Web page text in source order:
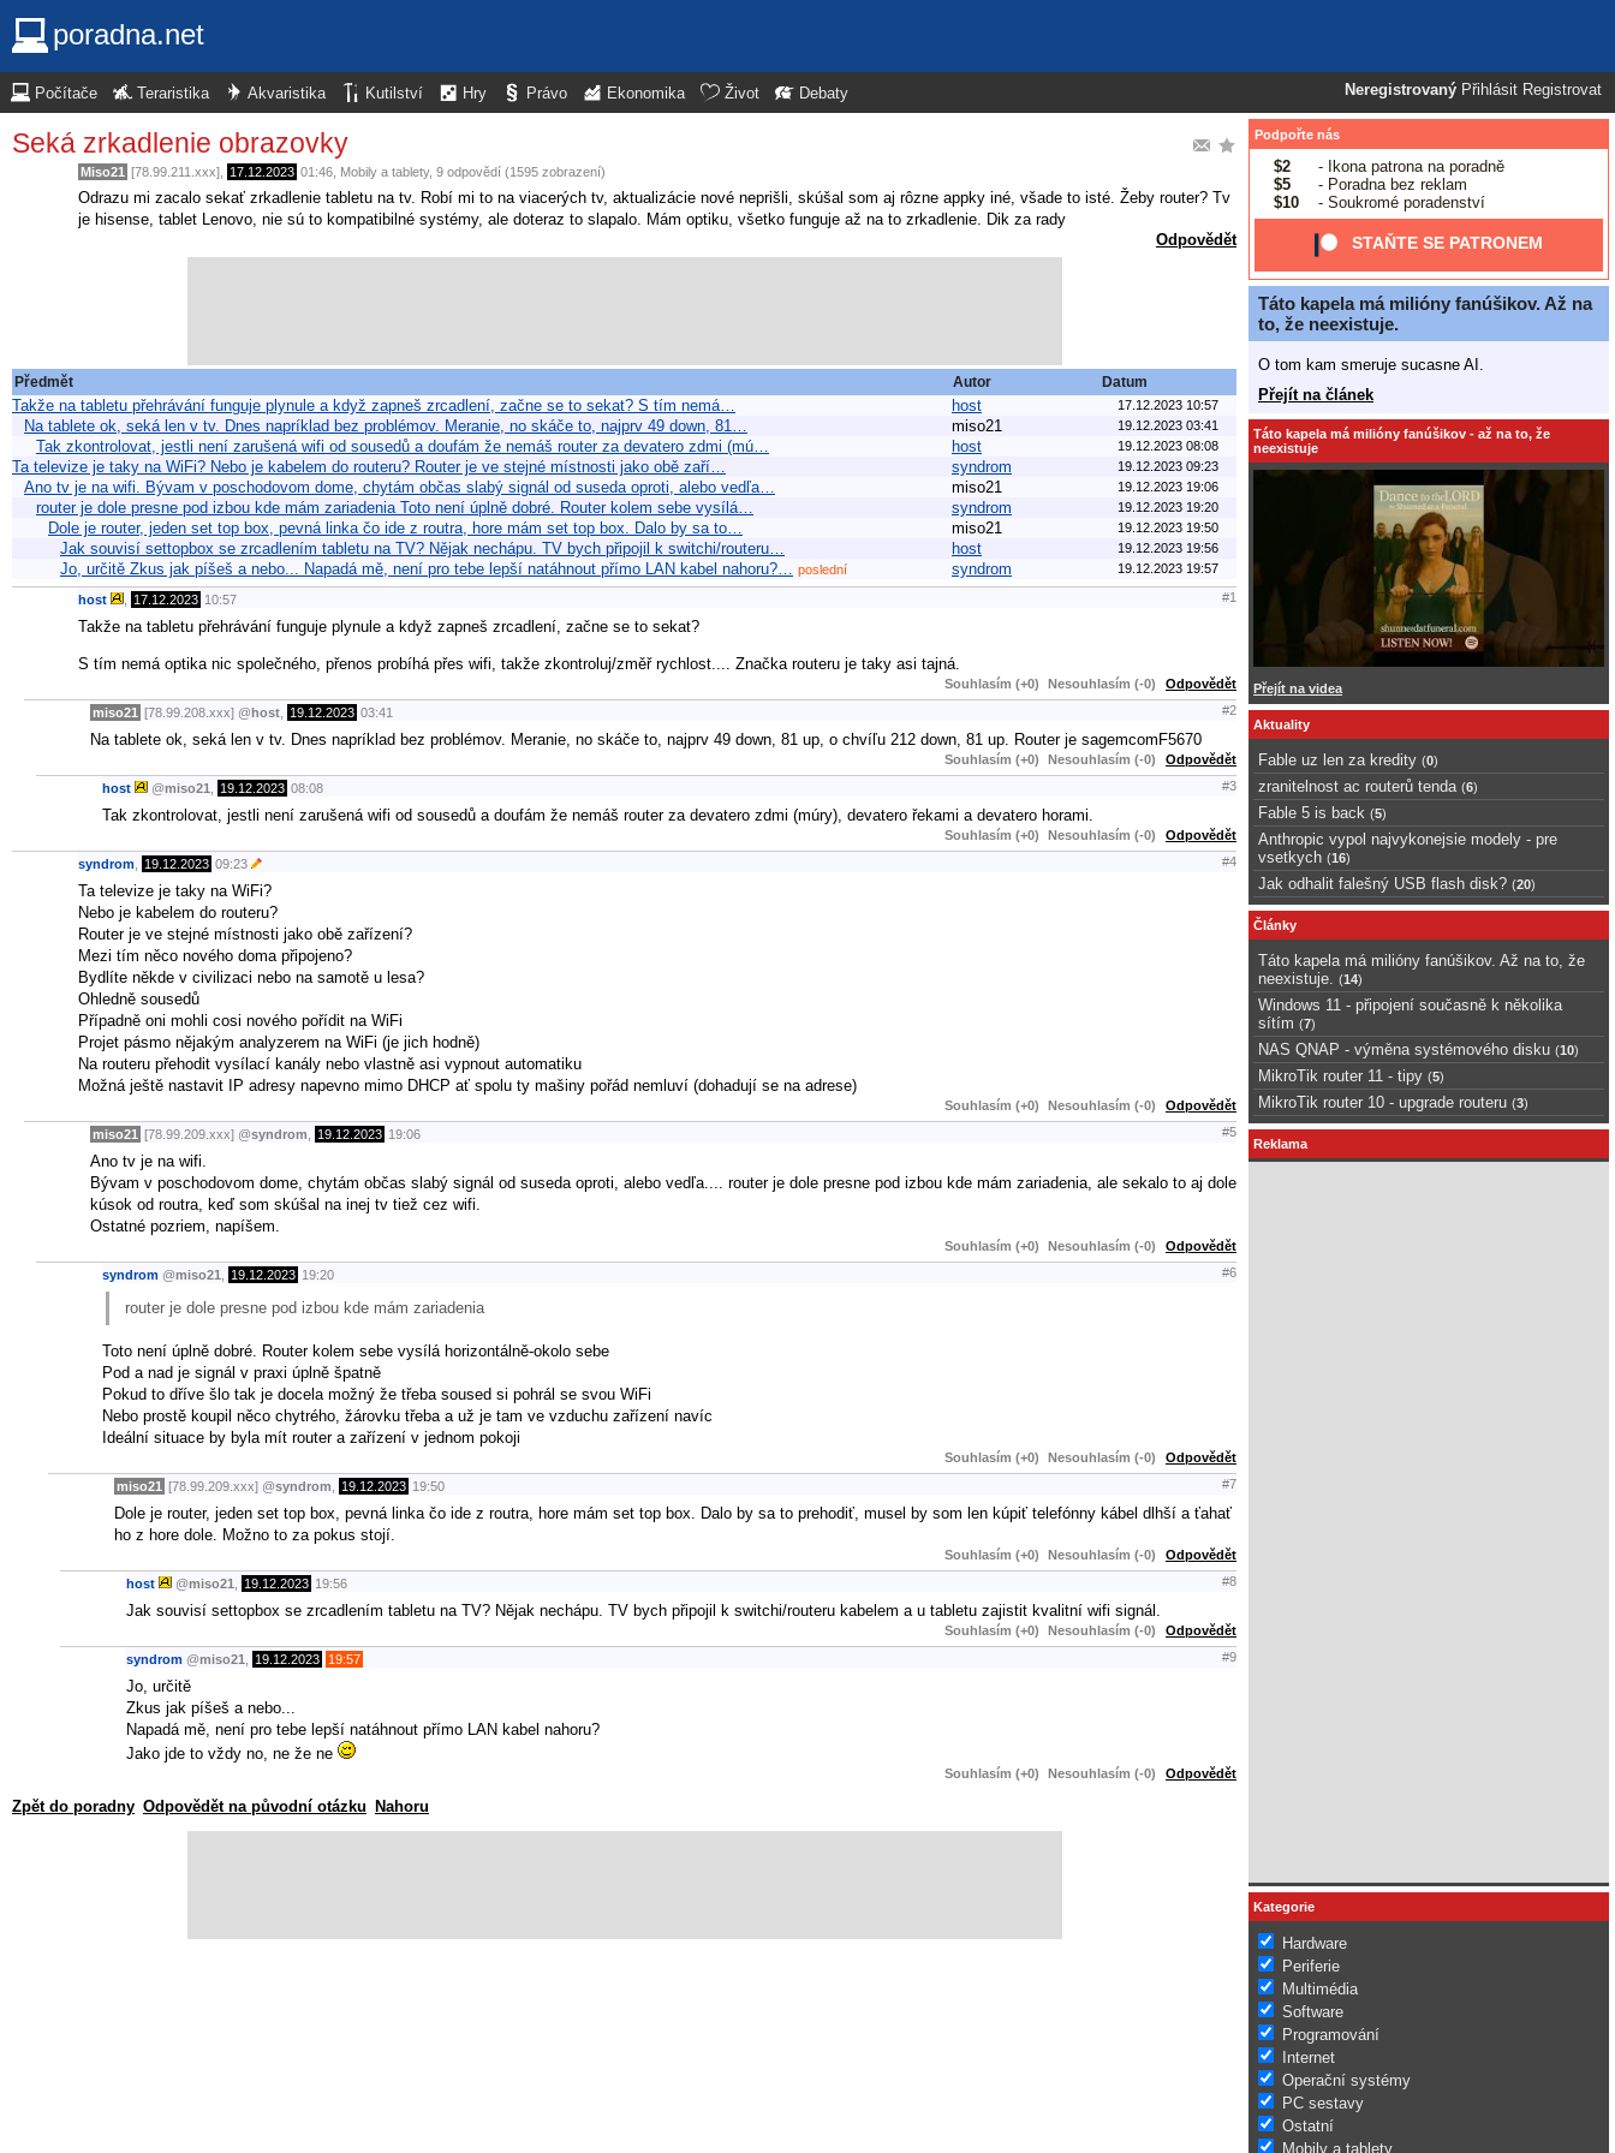
poradna.net
Neregistrovaný Přihlásit Registrovat
Počítače Teraristika Akvaristika Kutilství Hry Právo Ekonomika Život Debaty
Seká zrkadlenie obrazovky
Miso21 [78.99.211.xxx], 17.12.2023 01:46 Mobily a tablety, 9 odpovědí (1595 zobrazení)
Odrazu mi zacalo sekať zrkadlenie tabletu na tv. Robí mi to na viacerých tv, aktualizácie nové neprišli, skúšal som aj rôzne appky iné, všade to isté. Žeby router? Tv
je hisense, tablet Lenovo, nie sú to kompatibilné systémy, ale doteraz to slapalo. Mám optiku, všetko funguje až na to zrkadlenie. Dik za rady
Odpovědět
Předmět Autor Datum
Takže na tabletu přehrávání funguje plynule a když zapneš zrcadlení, začne se to sekat? S tím nemá… host 17.12.2023 10:57
Na tablete ok, seká len v tv. Dnes napríklad bez problémov. Meranie, no skáče to, najprv 49 down, 81… miso21 19.12.2023 03:41
Tak zkontrolovat, jestli není zarušená wifi od sousedů a doufám že nemáš router za devatero zdmi (mú… host 19.12.2023 08:08
Ta televize je taky na WiFi? Nebo je kabelem do routeru? Router je ve stejné místnosti jako obě zaří… syndrom 19.12.2023 09:23
Ano tv je na wifi. Bývam v poschodovom dome, chytám občas slabý signál od suseda oproti, alebo vedľa… miso21 19.12.2023 19:06
router je dole presne pod izbou kde mám zariadenia Toto není úplně dobré. Router kolem sebe vysílá… syndrom 19.12.2023 19:20
Dole je router, jeden set top box, pevná linka čo ide z routra, hore mám set top box. Dalo by sa to… miso21 19.12.2023 19:50
Jak souvisí settopbox se zrcadlením tabletu na TV? Nějak nechápu. TV bych připojil k switchi/routeru… host 19.12.2023 19:56
Jo, určitě Zkus jak píšeš a nebo... Napadá mě, není pro tebe lepší natáhnout přímo LAN kabel nahoru?… poslední syndrom 19.12.2023 19:57
host 17.12.2023 10:57 #1
Takže na tabletu přehrávání funguje plynule a když zapneš zrcadlení, začne se to sekat?
S tím nemá optika nic společného, přenos probíhá přes wifi, takže zkontroluj/změř rychlost.... Značka routeru je taky asi tajná.
Souhlasím (+0) Nesouhlasím (-0) Odpovědět
miso21 [78.99.208.xxx] @host 19.12.2023 03:41 #2
Na tablete ok, seká len v tv. Dnes napríklad bez problémov. Meranie, no skáče to, najprv 49 down, 81 up, o chvíľu 212 down, 81 up. Router je sagemcomF5670
Souhlasím (+0) Nesouhlasím (-0) Odpovědět
host @miso21 19.12.2023 08:08 #3
Tak zkontrolovat, jestli není zarušená wifi od sousedů a doufám že nemáš router za devatero zdmi (múry), devatero řekami a devatero horami.
Souhlasím (+0) Nesouhlasím (-0) Odpovědět
syndrom 19.12.2023 09:23 #4
Ta televize je taky na WiFi?
Nebo je kabelem do routeru?
Router je ve stejné místnosti jako obě zařízení?
Mezi tím něco nového doma připojeno?
Bydlíte někde v civilizaci nebo na samotě u lesa?
Ohledně sousedů
Případně oni mohli cosi nového pořídit na WiFi
Projet pásmo nějakým analyzerem na WiFi (je jich hodně)
Na routeru přehodit vysílací kanály nebo vlastně asi vypnout automatiku
Možná ještě nastavit IP adresy napevno mimo DHCP ať spolu ty mašiny pořád nemluví (dohadují se na adrese)
Souhlasím (+0) Nesouhlasím (-0) Odpovědět
miso21 [78.99.209.xxx] @syndrom 19.12.2023 19:06 #5
Ano tv je na wifi.
Bývam v poschodovom dome, chytám občas slabý signál od suseda oproti, alebo vedľa.... router je dole presne pod izbou kde mám zariadenia, ale sekalo to aj dole
kúsok od routra, keď som skúšal na inej tv tiež cez wifi.
Ostatné pozriem, napíšem.
Souhlasím (+0) Nesouhlasím (-0) Odpovědět
syndrom @miso21 19.12.2023 19:20 #6
router je dole presne pod izbou kde mám zariadenia
Toto není úplně dobré. Router kolem sebe vysílá horizontálně-okolo sebe
Pod a nad je signál v praxi úplně špatně
Pokud to dříve šlo tak je docela možný že třeba soused si pohrál se svou WiFi
Nebo prostě koupil něco chytrého, žárovku třeba a už je tam ve vzduchu zařízení navíc
Ideální situace by byla mít router a zařízení v jednom pokoji
Souhlasím (+0) Nesouhlasím (-0) Odpovědět
miso21 [78.99.209.xxx] @syndrom 19.12.2023 19:50 #7
Dole je router, jeden set top box, pevná linka čo ide z routra, hore mám set top box. Dalo by sa to prehodiť, musel by som len kúpiť telefónny kábel dlhší a ťahať
ho z hore dole. Možno to za pokus stojí.
Souhlasím (+0) Nesouhlasím (-0) Odpovědět
host @miso21 19.12.2023 19:56 #8
Jak souvisí settopbox se zrcadlením tabletu na TV? Nějak nechápu. TV bych připojil k switchi/routeru kabelem a u tabletu zajistit kvalitní wifi signál.
Souhlasím (+0) Nesouhlasím (-0) Odpovědět
syndrom @miso21 19.12.2023 19:57 #9
Jo, určitě
Zkus jak píšeš a nebo...
Napadá mě, není pro tebe lepší natáhnout přímo LAN kabel nahoru?
Jako jde to vždy no, ne že ne
Souhlasím (+0) Nesouhlasím (-0) Odpovědět
Zpět do poradny Odpovědět na původní otázku Nahoru
Podpořte nás
$2
- Ikona patrona na poradně
$5
- Poradna bez reklam
$10
- Soukromé poradenství
STAŇTE SE PATRONEM
Táto kapela má milióny fanúšikov. Až na
to, že neexistuje.
O tom kam smeruje sucasne AI.
Přejít na článek
Táto kapela má milióny fanúšikov - až na to, že
neexistuje
Přejít na videa
Aktuality
Fable uz len za kredity (0)
zranitelnost ac routerů tenda (6)
Fable 5 is back (5)
Anthropic vypol najvykonejsie modely - pre
vsetkych (16)
Jak odhalit falešný USB flash disk? (20)
Články
Táto kapela má milióny fanúšikov. Až na to, že
neexistuje.
(14)
Windows 11 - připojení současně k několika
sítím (7)
NAS QNAP - výměna systémového disku (10)
MikroTik router 11 - tipy (5)
MikroTik router 10 - upgrade routeru (3)
Reklama
Kategorie
Hardware
Periferie
Multimédia
Software
Programování
Internet
Operační systémy
PC sestavy
Ostatní
Mobily a tablety